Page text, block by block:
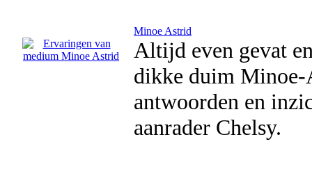
Minoe Astrid
Altijd even gevat
dikke duim Minoe-
antwoorden en
aanrader Chelsy.